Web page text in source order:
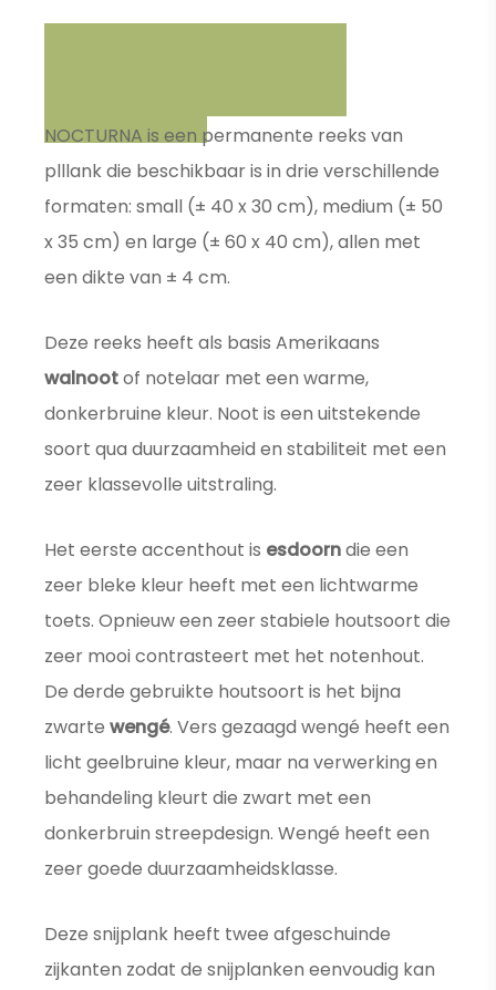
NOCTURNA is een permanente reeks van
plllank die beschikbaar is in drie verschillende
formaten: small (± 40 x 30 cm), medium (± 50
x 35 cm) en large (± 60 x 40 cm), allen met
een dikte van ± 4 cm.
Deze reeks heeft als basis Amerikaans
walnootof notelaar met een warme,
donkerbruine kleur. Noot is een uitstekende
soort qua duurzaamheid en stabiliteit met een
zeer klassevolle uitstraling.
Het eerste accenthout is esdoorndie een
zeer bleke kleur heeft met een lichtwarme
toets. Opnieuw een zeer stabiele houtsoort die
zeer mooi contrasteert met het notenhout.
De derde gebruikte houtsoort is het bijna
zwartewengé. Vers gezaagd wengé heeft een
licht geelbruine kleur, maar na verwerking en
behandeling kleurt die zwart met een
donkerbruin streepdesign. Wengé heeft een
zeer goede duurzaamheidsklasse.
Deze snijplank heeft twee afgeschuinde
zijkanten zodat de snijplanken eenvoudig kan